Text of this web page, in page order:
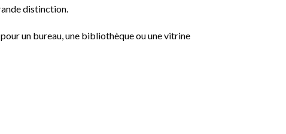
distinction.
pour un bureau, une bibliothèque ou une vitrine